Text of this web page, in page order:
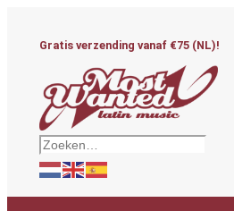
Gratis verzending vanaf €75 (NL)!
Zoeken